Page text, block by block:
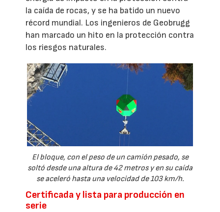
la caída de rocas, y se ha batido un nuevo
récord mundial. Los ingenieros de Geobrugg
han marcado un hito en la protección contra
los riesgos naturales.
El bloque, con el peso de un camión pesado, se
soltó desde una altura de 42 metros y en su caída
se aceleró hasta una velocidad de 103 km/h.
Certificada y lista para producción en
serie